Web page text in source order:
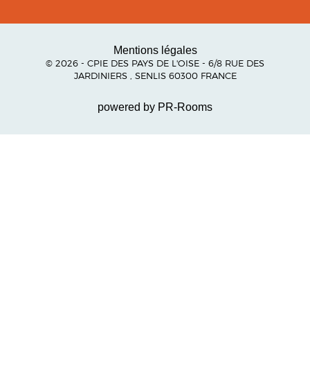
Mentions légales
© 2026 - CPIE DES PAYS DE L'OISE - 6/8 RUE DES
JARDINIERS , SENLIS 60300 FRANCE
powered by PR-Rooms